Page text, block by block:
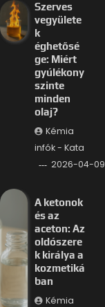
Szerves
vegyülete
k
éghetősé
ge: Miért
gyúlékony
szinte
minden
olaj?
Kémia
infók - Kata
2026-04-09
A ketonok
és az
aceton: Az
oldószere
k királya a
kozmetiká
ban
Kémia